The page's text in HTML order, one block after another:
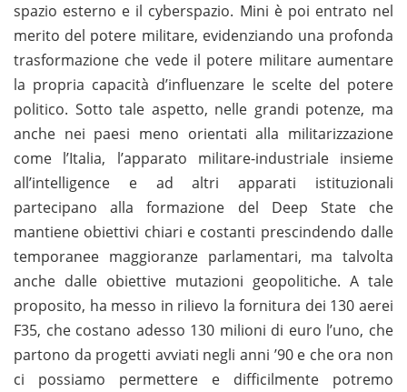
spazio esterno e il cyberspazio. Mini è poi entrato nel
merito del potere militare, evidenziando una profonda
trasformazione che vede il potere militare aumentare
la propria capacità d’influenzare le scelte del potere
politico. Sotto tale aspetto, nelle grandi potenze, ma
anche nei paesi meno orientati alla militarizzazione
come l’Italia, l’apparato militare-industriale insieme
all’intelligence e ad altri apparati istituzionali
partecipano alla formazione del Deep State che
mantiene obiettivi chiari e costanti prescindendo dalle
temporanee maggioranze parlamentari, ma talvolta
anche dalle obiettive mutazioni geopolitiche. A tale
proposito, ha messo in rilievo la fornitura dei 130 aerei
F35, che costano adesso 130 milioni di euro l’uno, che
partono da progetti avviati negli anni ’90 e che ora non
ci possiamo permettere e difficilmente potremo